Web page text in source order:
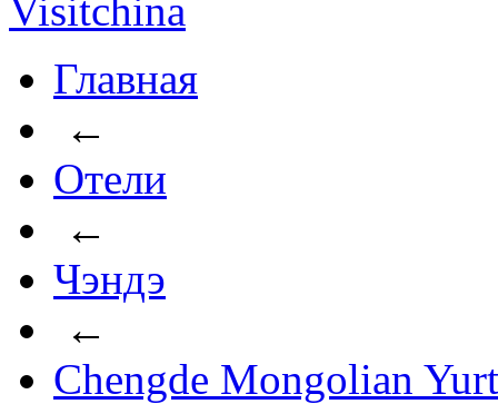
Главная
←
Отели
←
Чэндэ
←
Chengde Mongolian